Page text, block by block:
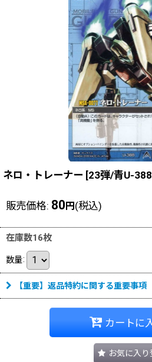
ネロ・トレーナー [23弾/青U-388
販売価格: 80 円 (税込)
在庫数16枚
数量:
【重要】返品特約に関する重要事項
カートに
お気に入り